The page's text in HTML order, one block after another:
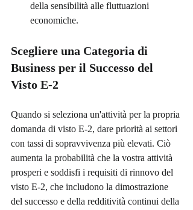
della sensibilità alle fluttuazioni
economiche.
Scegliere una Categoria di
Business per il Successo del
Visto E-2
Quando si seleziona un'attività per la propria
domanda di visto E-2, dare priorità ai settori
con tassi di sopravvivenza più elevati. Ciò
aumenta la probabilità che la vostra attività
prosperi e soddisfi i requisiti di rinnovo del
visto E-2, che includono la dimostrazione
del successo e della redditività continui della